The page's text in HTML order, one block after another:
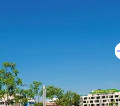
Guarda tutte le foto